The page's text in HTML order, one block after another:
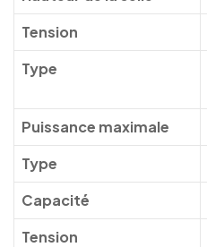
Tension
Type
Puissance maximale
Type
Capacité
Tension